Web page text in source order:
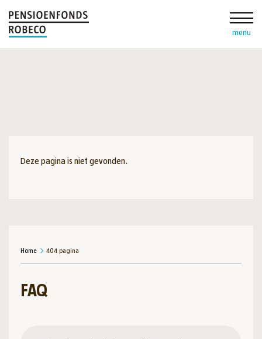
menu
Deze pagina is niet gevonden.
Home 404 pagina
FAQ